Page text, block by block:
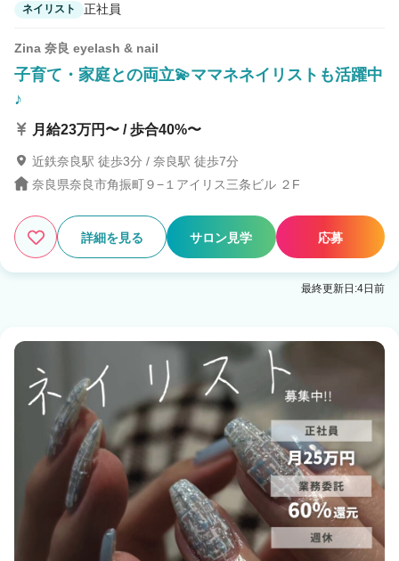
正社員
業務委託・フリーランス
詳細条件
この条件の求人数2件
ネイリスト 正社員
Zina 奈良 eyelash & nail
子育て・家庭との両立💫ママネネイリストも活躍中
♪
月給23万円〜 / 歩合40%〜
近鉄奈良駅 徒歩3分 / 奈良駅 徒歩7分
奈良県奈良市角振町９−１アイリス三条ビル ２F
詳細を見る サロン見学 応募
最終更新日:4日前